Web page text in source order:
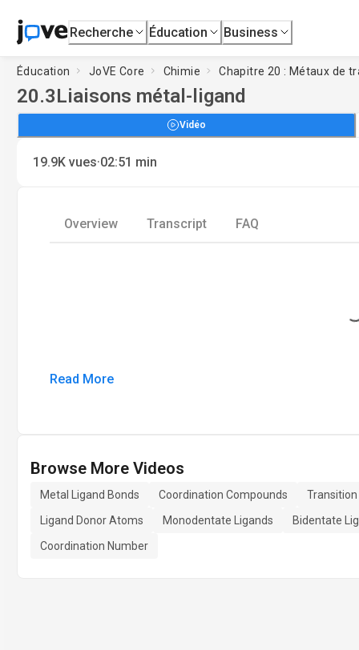
Recherche Éducation Business
Éducation JoVE Core Chimie Chapitre 20 : Métaux de
20.3Liaisons métal-ligand
Vidéo
19.9K vues·02:51 min
Overview Transcript FAQ
Read More
Browse More Videos
Metal Ligand Bonds Coordination Compounds
Ligand Donor Atoms
Monodentate Ligands
Bidentate
Coordination Number